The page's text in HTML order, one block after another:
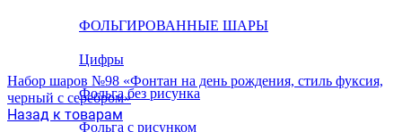
ФОЛЬГИРОВАННЫЕ ШАРЫ
Цифры
Фольга без рисунка
Фольга с рисунком
Набор шаров №98 «Фонтан на день рождения, стиль фуксия,
черный с серебром»
Назад к товарам